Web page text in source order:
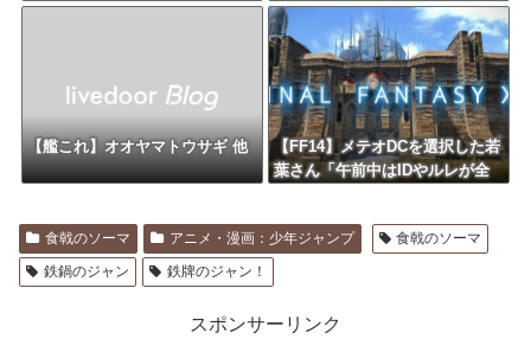
兆2000億円に
【艦これ】オオヤマトウサギ 他
【FF14】メテオDCを選択した若
葉さん「午前中はIDやルレが全
化で気にならなくなるぞ！
食戟のソーマ アニメ・漫画：少年ジャンプ
食戟のソーマ
鉄鍋のジャン
鉄牌のジャン！
スポンサーリンク